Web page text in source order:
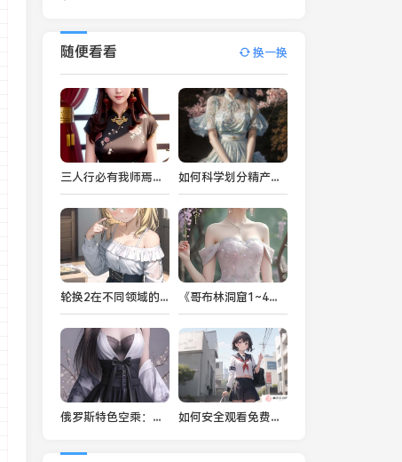
随便看看 换一换
三人行必有我师焉——如何通过团队合作提升个人能力 如何科学划分精产一二三产区？详解区域划分标准及其影响
轮换2在不同领域的应用：如何通过优化资源分配提升效率？ 《哥布林洞窟1~4》：一个充满冒险与战斗的地下世界，如何挑战哥布林的威胁？
俄罗斯特色空乘：如何在全球航空市场中展现独特魅力？ 如何安全观看免费的Awwww7777片：避开风险，选择靠谱资源平台